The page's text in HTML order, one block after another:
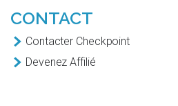
CONTACT
Contacter Checkpoint
Devenez Affilié